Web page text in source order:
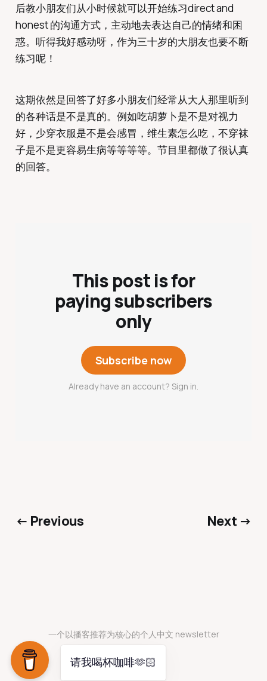
后教小朋友们从小时候就可以开始练习direct and
honest 的沟通方式，主动地去表达自己的情绪和困
惑。听得我好感动呀，作为三十岁的大朋友也要不断
练习呢！
这期依然是回答了好多小朋友们经常从大人那里听到
的各种话是不是真的。例如吃胡萝卜是不是对视力
好，少穿衣服是不是会感冒，维生素怎么吃，不穿袜
子是不是更容易生病等等等等。节目里都做了很认真
的回答。
This post is for
paying subscribers
only
Subscribe now
Already have an account? Sign in.
← Previous Next →
一个以播客推荐为核心的个人中文 newsletter
请我喝杯咖啡🫶🏻